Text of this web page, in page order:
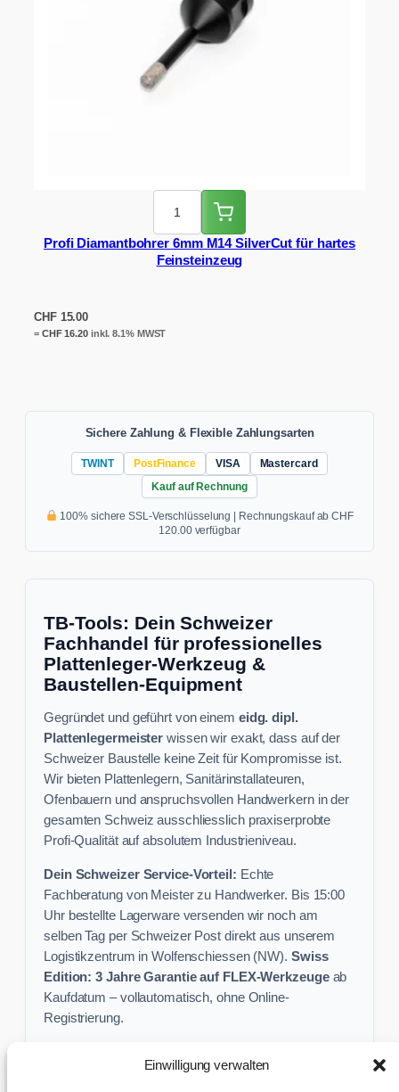
Einwilligung verwalten
Profi Diamantbohrer 6mm M14 SilverCut für hartes
Feinsteinzeug
CHF15.00
= CHF16.20inkl. 8.1% MWST
Sichere Zahlung & Flexible Zahlungsarten
TWINT PostFinance VISA
Mastercard
Kauf auf Rechnung
100% sichere SSL-Verschlüsselung | Rechnungskauf ab CHF
120.00 verfügbar
TB-Tools: Dein Schweizer
Fachhandel für professionelles
Plattenleger-Werkzeug &
Baustellen-Equipment
Gegründet und geführt von einem eidg. dipl.
Plattenlegermeister wissen wir exakt, dass auf der
Schweizer Baustelle keine Zeit für Kompromisse ist.
Wir bieten Plattenlegern, Sanitärinstallateuren,
Ofenbauern und anspruchsvollen Handwerkern in der
gesamten Schweiz ausschliesslich praxiserprobte
Profi-Qualität auf absolutem Industrieniveau.
Dein Schweizer Service-Vorteil: Echte
Fachberatung von Meister zu Handwerker. Bis 15:00
Uhr bestellte Lagerware versenden wir noch am
selben Tag per Schweizer Post direkt aus unserem
Logistikzentrum in Wolfenschiessen (NW). Swiss
Edition: 3 Jahre Garantie auf FLEX-Werkzeugeab
Kaufdatum – vollautomatisch, ohne Online-
Registrierung.